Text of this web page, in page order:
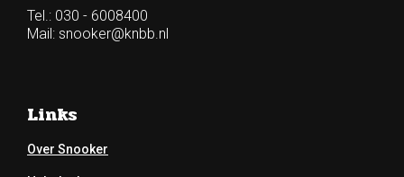
Tel.: 030 - 6008400
Mail: snooker@knbb.nl
Links
Over Snooker